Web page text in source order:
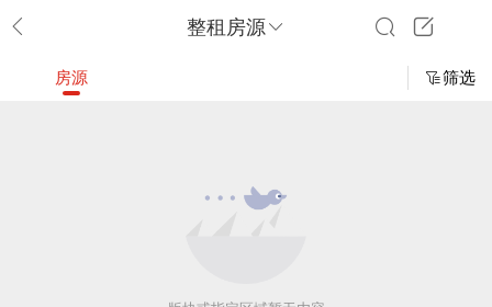
整租房源
房源 筛选